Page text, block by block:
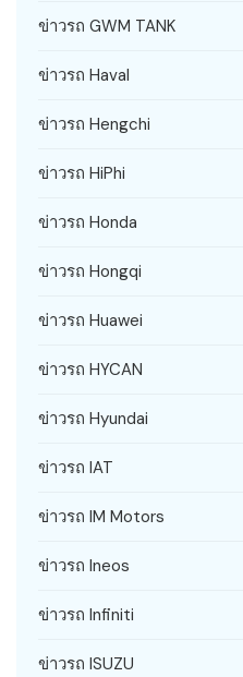
ข่าวรถ GWM TANK
ข่าวรถ Haval
ข่าวรถ Hengchi
ข่าวรถ HiPhi
ข่าวรถ Honda
ข่าวรถ Hongqi
ข่าวรถ Huawei
ข่าวรถ HYCAN
ข่าวรถ Hyundai
ข่าวรถ IAT
ข่าวรถ IM Motors
ข่าวรถ Ineos
ข่าวรถ Infiniti
ข่าวรถ ISUZU